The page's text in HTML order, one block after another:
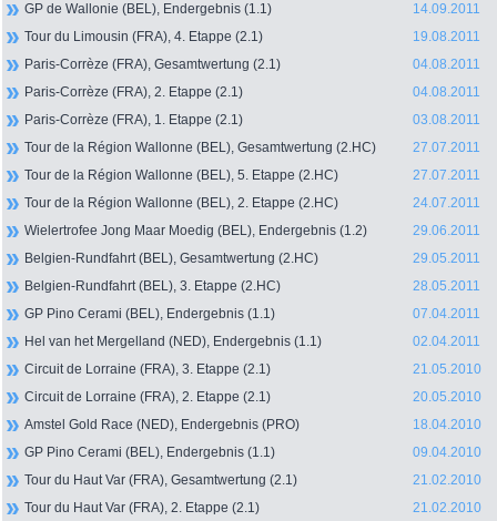
GP de Wallonie (BEL), Endergebnis (1.1)
14.09.2011
Tour du Limousin (FRA), 4. Etappe (2.1)
19.08.2011
Paris-Corrèze (FRA), Gesamtwertung (2.1)
04.08.2011
Paris-Corrèze (FRA), 2. Etappe (2.1)
04.08.2011
Paris-Corrèze (FRA), 1. Etappe (2.1)
03.08.2011
Tour de la Région Wallonne (BEL), Gesamtwertung (2.HC)
27.07.2011
Tour de la Région Wallonne (BEL), 5. Etappe (2.HC)
27.07.2011
Tour de la Région Wallonne (BEL), 2. Etappe (2.HC)
24.07.2011
Wielertrofee Jong Maar Moedig (BEL), Endergebnis (1.2)
29.06.2011
Belgien-Rundfahrt (BEL), Gesamtwertung (2.HC)
29.05.2011
Belgien-Rundfahrt (BEL), 3. Etappe (2.HC)
28.05.2011
GP Pino Cerami (BEL), Endergebnis (1.1)
07.04.2011
Hel van het Mergelland (NED), Endergebnis (1.1)
02.04.2011
Circuit de Lorraine (FRA), 3. Etappe (2.1)
21.05.2010
Circuit de Lorraine (FRA), 2. Etappe (2.1)
20.05.2010
Amstel Gold Race (NED), Endergebnis (PRO)
18.04.2010
GP Pino Cerami (BEL), Endergebnis (1.1)
09.04.2010
Tour du Haut Var (FRA), Gesamtwertung (2.1)
21.02.2010
Tour du Haut Var (FRA), 2. Etappe (2.1)
21.02.2010